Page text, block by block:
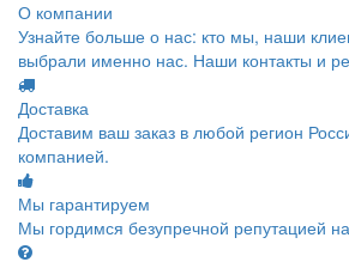
О компании
Узнайте больше о нас: кто мы, наши
выбрали именно нас. Наши контакты и
Доставка
Доставим ваш заказ в любой регион
компанией.
Мы гарантируем
Мы гордимся безупречной репутацией